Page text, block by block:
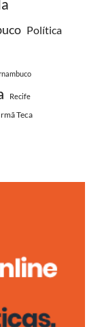
Política
Recife
Teca